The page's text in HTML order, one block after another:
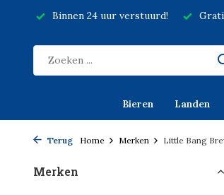
Binnen 24 uur verstuurd!
Bieren Landen
Terug Home Merken Little Bang
Merken